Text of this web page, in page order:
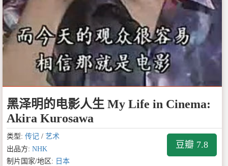
黑泽明的电影人生 My Life in Cinema:
Akira Kurosawa
豆瓣 7.8
类型: 传记 / 艺术
出品方: NHK
制片国家/地区: 日本